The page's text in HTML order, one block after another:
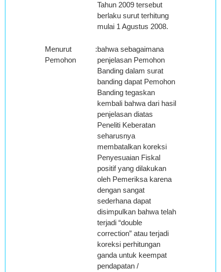
Tahun 2009 tersebut
berlaku surut terhitung
mulai 1 Agustus 2008.
Menurut
Pemohon
:bahwa sebagaimana
penjelasan Pemohon
Banding dalam surat
banding dapat Pemohon
Banding tegaskan
kembali bahwa dari hasil
penjelasan diatas
Peneliti Keberatan
seharusnya
membatalkan koreksi
Penyesuaian Fiskal
positif yang dilakukan
oleh Pemeriksa karena
dengan sangat
sederhana dapat
disimpulkan bahwa telah
terjadi “double
correction” atau terjadi
koreksi perhitungan
ganda untuk keempat
pendapatan /